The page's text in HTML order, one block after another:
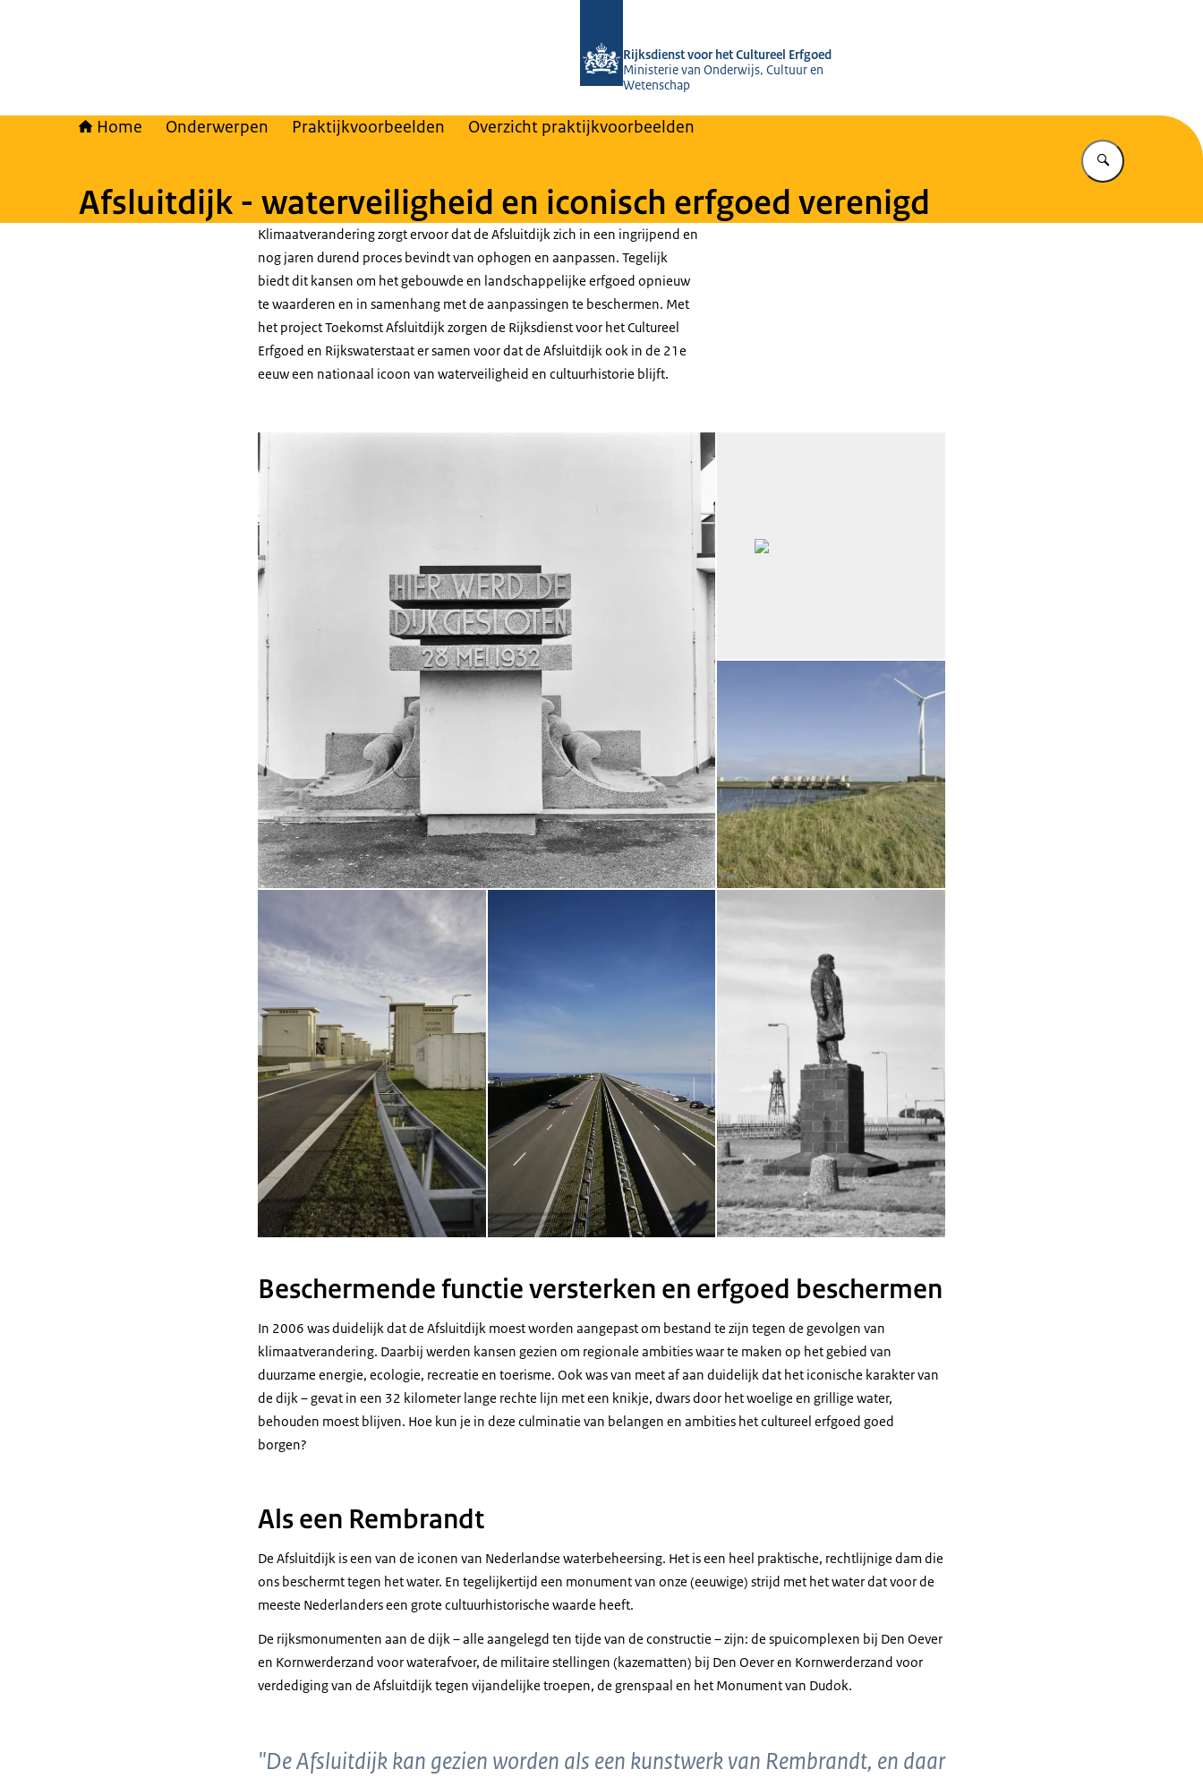
Rijksdienst voor het Cultureel Erfgoed
Ministerie van Onderwijs, Cultuur en
Wetenschap
Home Onderwerpen Praktijkvoorbeelden Overzicht praktijkvoorbeelden
Vul in wat u
Afsluitdijk - waterveiligheid en iconisch erfgoed verenigd
Klimaatverandering zorgt ervoor dat de Afsluitdijk zich in een ingrijpend en
nog jaren durend proces bevindt van ophogen en aanpassen. Tegelijk
biedt dit kansen om het gebouwde en landschappelijke erfgoed opnieuw
te waarderen en in samenhang met de aanpassingen te beschermen. Met
het project Toekomst Afsluitdijk zorgen de Rijksdienst voor het Cultureel
Erfgoed en Rijkswaterstaat er samen voor dat de Afsluitdijk ook in de 21e
eeuw een nationaal icoon van waterveiligheid en cultuurhistorie blijft.
Open de galerij in vergrote weergave
Open de galerij in vergrote weergave Open de galerij in vergrote weergave Open de galerij in vergrote weergave
Beschermende functie versterken en erfgoed beschermen
In 2006 was duidelijk dat de Afsluitdijk moest worden aangepast om bestand te zijn tegen de gevolgen van
klimaatverandering. Daarbij werden kansen gezien om regionale ambities waar te maken op het gebied van
duurzame energie, ecologie, recreatie en toerisme. Ook was van meet af aan duidelijk dat het iconische karakter van
de dijk – gevat in een 32 kilometer lange rechte lijn met een knikje, dwars door het woelige en grillige water,
behouden moest blijven. Hoe kun je in deze culminatie van belangen en ambities het cultureel erfgoed goed
borgen?
Als een Rembrandt
De Afsluitdijk is een van de iconen van Nederlandse waterbeheersing. Het is een heel praktische, rechtlijnige dam die
ons beschermt tegen het water. En tegelijkertijd een monument van onze (eeuwige) strijd met het water dat voor de
meeste Nederlanders een grote cultuurhistorische waarde heeft.
De rijksmonumenten aan de dijk – alle aangelegd ten tijde van de constructie – zijn: de spuicomplexen bij Den Oever
en Kornwerderzand voor waterafvoer, de militaire stellingen (kazematten) bij Den Oever en Kornwerderzand voor
verdediging van de Afsluitdijk tegen vijandelijke troepen, de grenspaal en het Monument van Dudok.
"De Afsluitdijk kan gezien worden als een kunstwerk van Rembrandt, en daar